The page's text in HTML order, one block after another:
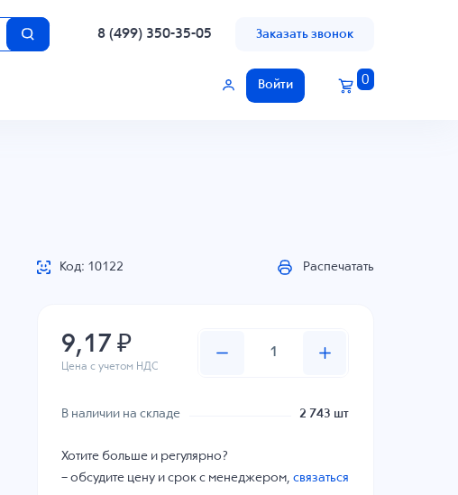
8 (499) 350-35-05 Заказать звонок
Войти 0
Код: 10122 Распечатать
9,17 ₽
Цена с учетом НДС
В наличии на складе 2 743 шт
Хотите больше и регулярно?
– обсудите цену и срок с менеджером,связаться